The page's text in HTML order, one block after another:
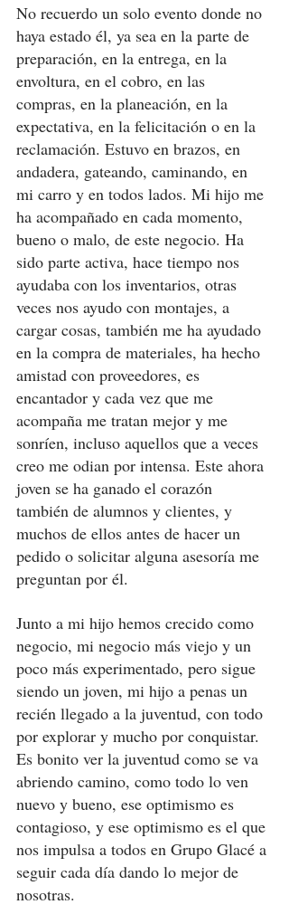
No recuerdo un solo evento donde no
haya estado él, ya sea en la parte de
preparación, en la entrega, en la
envoltura, en el cobro, en las
compras, en la planeación, en la
expectativa, en la felicitación o en la
reclamación. Estuvo en brazos, en
andadera, gateando, caminando, en
mi carro y en todos lados. Mi hijo me
ha acompañado en cada momento,
bueno o malo, de este negocio. Ha
sido parte activa, hace tiempo nos
ayudaba con los inventarios, otras
veces nos ayudo con montajes, a
cargar cosas, también me ha ayudado
en la compra de materiales, ha hecho
amistad con proveedores, es
encantador y cada vez que me
acompaña me tratan mejor y me
sonríen, incluso aquellos que a veces
creo me odian por intensa. Este ahora
joven se ha ganado el corazón
también de alumnos y clientes, y
muchos de ellos antes de hacer un
pedido o solicitar alguna asesoría me
preguntan por él.
Junto a mi hijo hemos crecido como
negocio, mi negocio más viejo y un
poco más experimentado, pero sigue
siendo un joven, mi hijo a penas un
recién llegado a la juventud, con todo
por explorar y mucho por conquistar.
Es bonito ver la juventud como se va
abriendo camino, como todo lo ven
nuevo y bueno, ese optimismo es
contagioso, y ese optimismo es el que
nos impulsa a todos en Grupo Glacé a
seguir cada día dando lo mejor de
nosotras.